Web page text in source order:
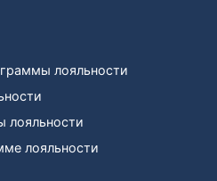
лояльности
лояльности
лояльности